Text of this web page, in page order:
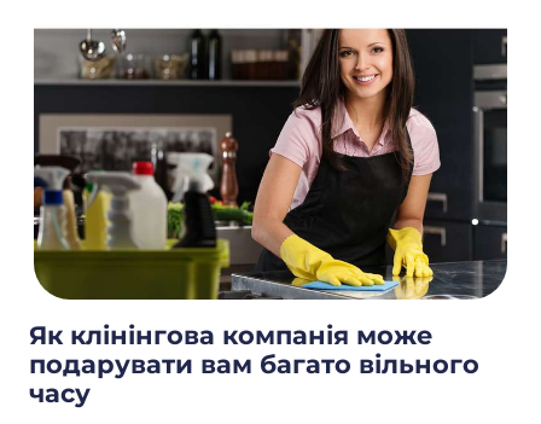
Як клінінгова компанія може
подарувати вам багато вільного
часу